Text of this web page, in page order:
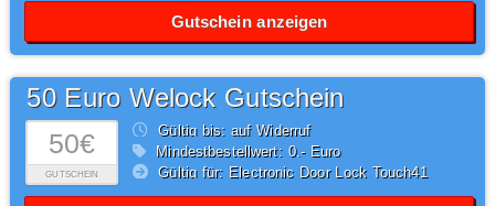
Gutschein anzeigen
50€
GUTSCHEIN
50 Euro Welock Gutschein
Gültig bis: auf Widerruf
Mindestbestellwert: 0,- Euro
Gültig für: Electronic Door Lock Touch41